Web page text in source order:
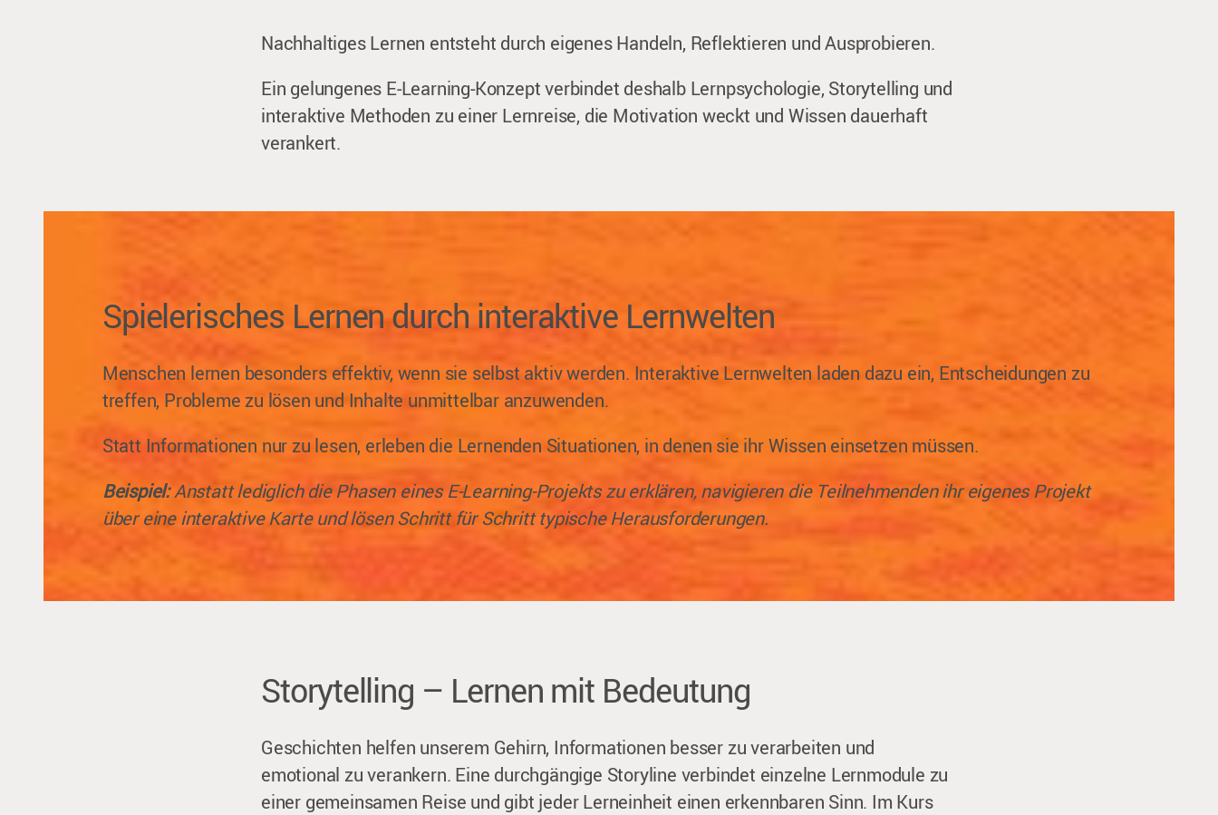
Nachhaltiges Lernen entsteht durch eigenes Handeln, Reflektieren und Ausprobieren.
Ein gelungenes E-Learning-Konzept verbindet deshalb Lernpsychologie, Storytelling und
interaktive Methoden zu einer Lernreise, die Motivation weckt und Wissen dauerhaft
verankert.
Spielerisches Lernen durch interaktive Lernwelten
Menschen lernen besonders effektiv, wenn sie selbst aktiv werden. Interaktive Lernwelten laden dazu ein, Entscheidungen zu
treffen, Probleme zu lösen und Inhalte unmittelbar anzuwenden.
Statt Informationen nur zu lesen, erleben die Lernenden Situationen, in denen sie ihr Wissen einsetzen müssen.
Beispiel:Anstatt lediglich die Phasen eines E-Learning-Projekts zu erklären, navigieren die Teilnehmenden ihr eigenes Projekt
über eine interaktive Karte und lösen Schritt für Schritt typische Herausforderungen.
Storytelling – Lernen mit Bedeutung
Geschichten helfen unserem Gehirn, Informationen besser zu verarbeiten und
emotional zu verankern. Eine durchgängige Storyline verbindet einzelne Lernmodule zu
einer gemeinsamen Reise und gibt jeder Lerneinheit einen erkennbaren Sinn. Im Kurs